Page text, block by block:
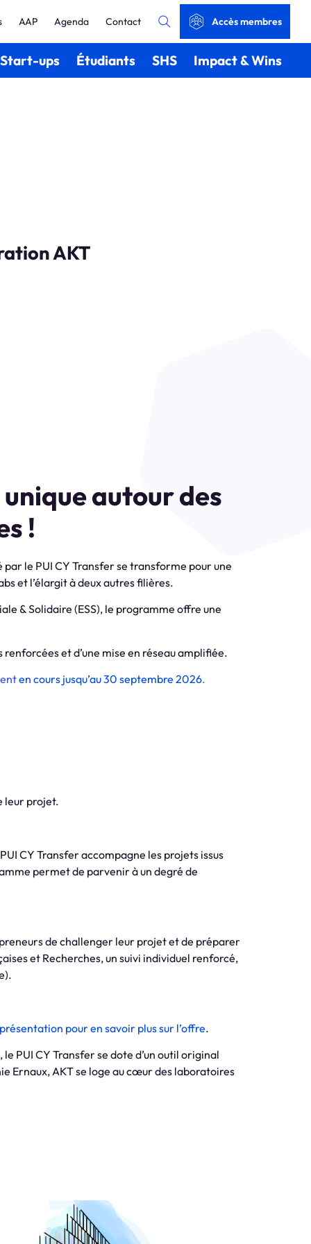
Start-ups Étudiants SHS Impact & Wins
AAP Agenda Contact Accès membres
AKT
autour des
!
le PUI CY Transfer se transforme pour une
et l’élargit à deux autres filières.
& Solidaire (ESS), le programme offre une
et d’une mise en réseau amplifiée.
en cours jusqu’au 30 septembre 2026.
leur projet.
CY Transfer accompagne les projets issus
permet de parvenir à un degré de
de challenger leur projet et de préparer
et Recherches, un suivi individuel renforcé,
pour en savoir plus sur l’offre.
PUI CY Transfer se dote d’un outil original
Ernaux, AKT se loge au cœur des laboratoires